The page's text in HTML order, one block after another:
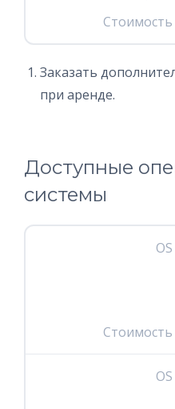
Стоимость
Заказать
при аренде.
Доступные
системы
OS
Стоимость
OS